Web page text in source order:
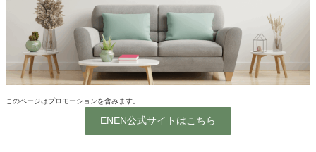
このページはプロモーションを含みます。
ENEN公式サイトはこちら